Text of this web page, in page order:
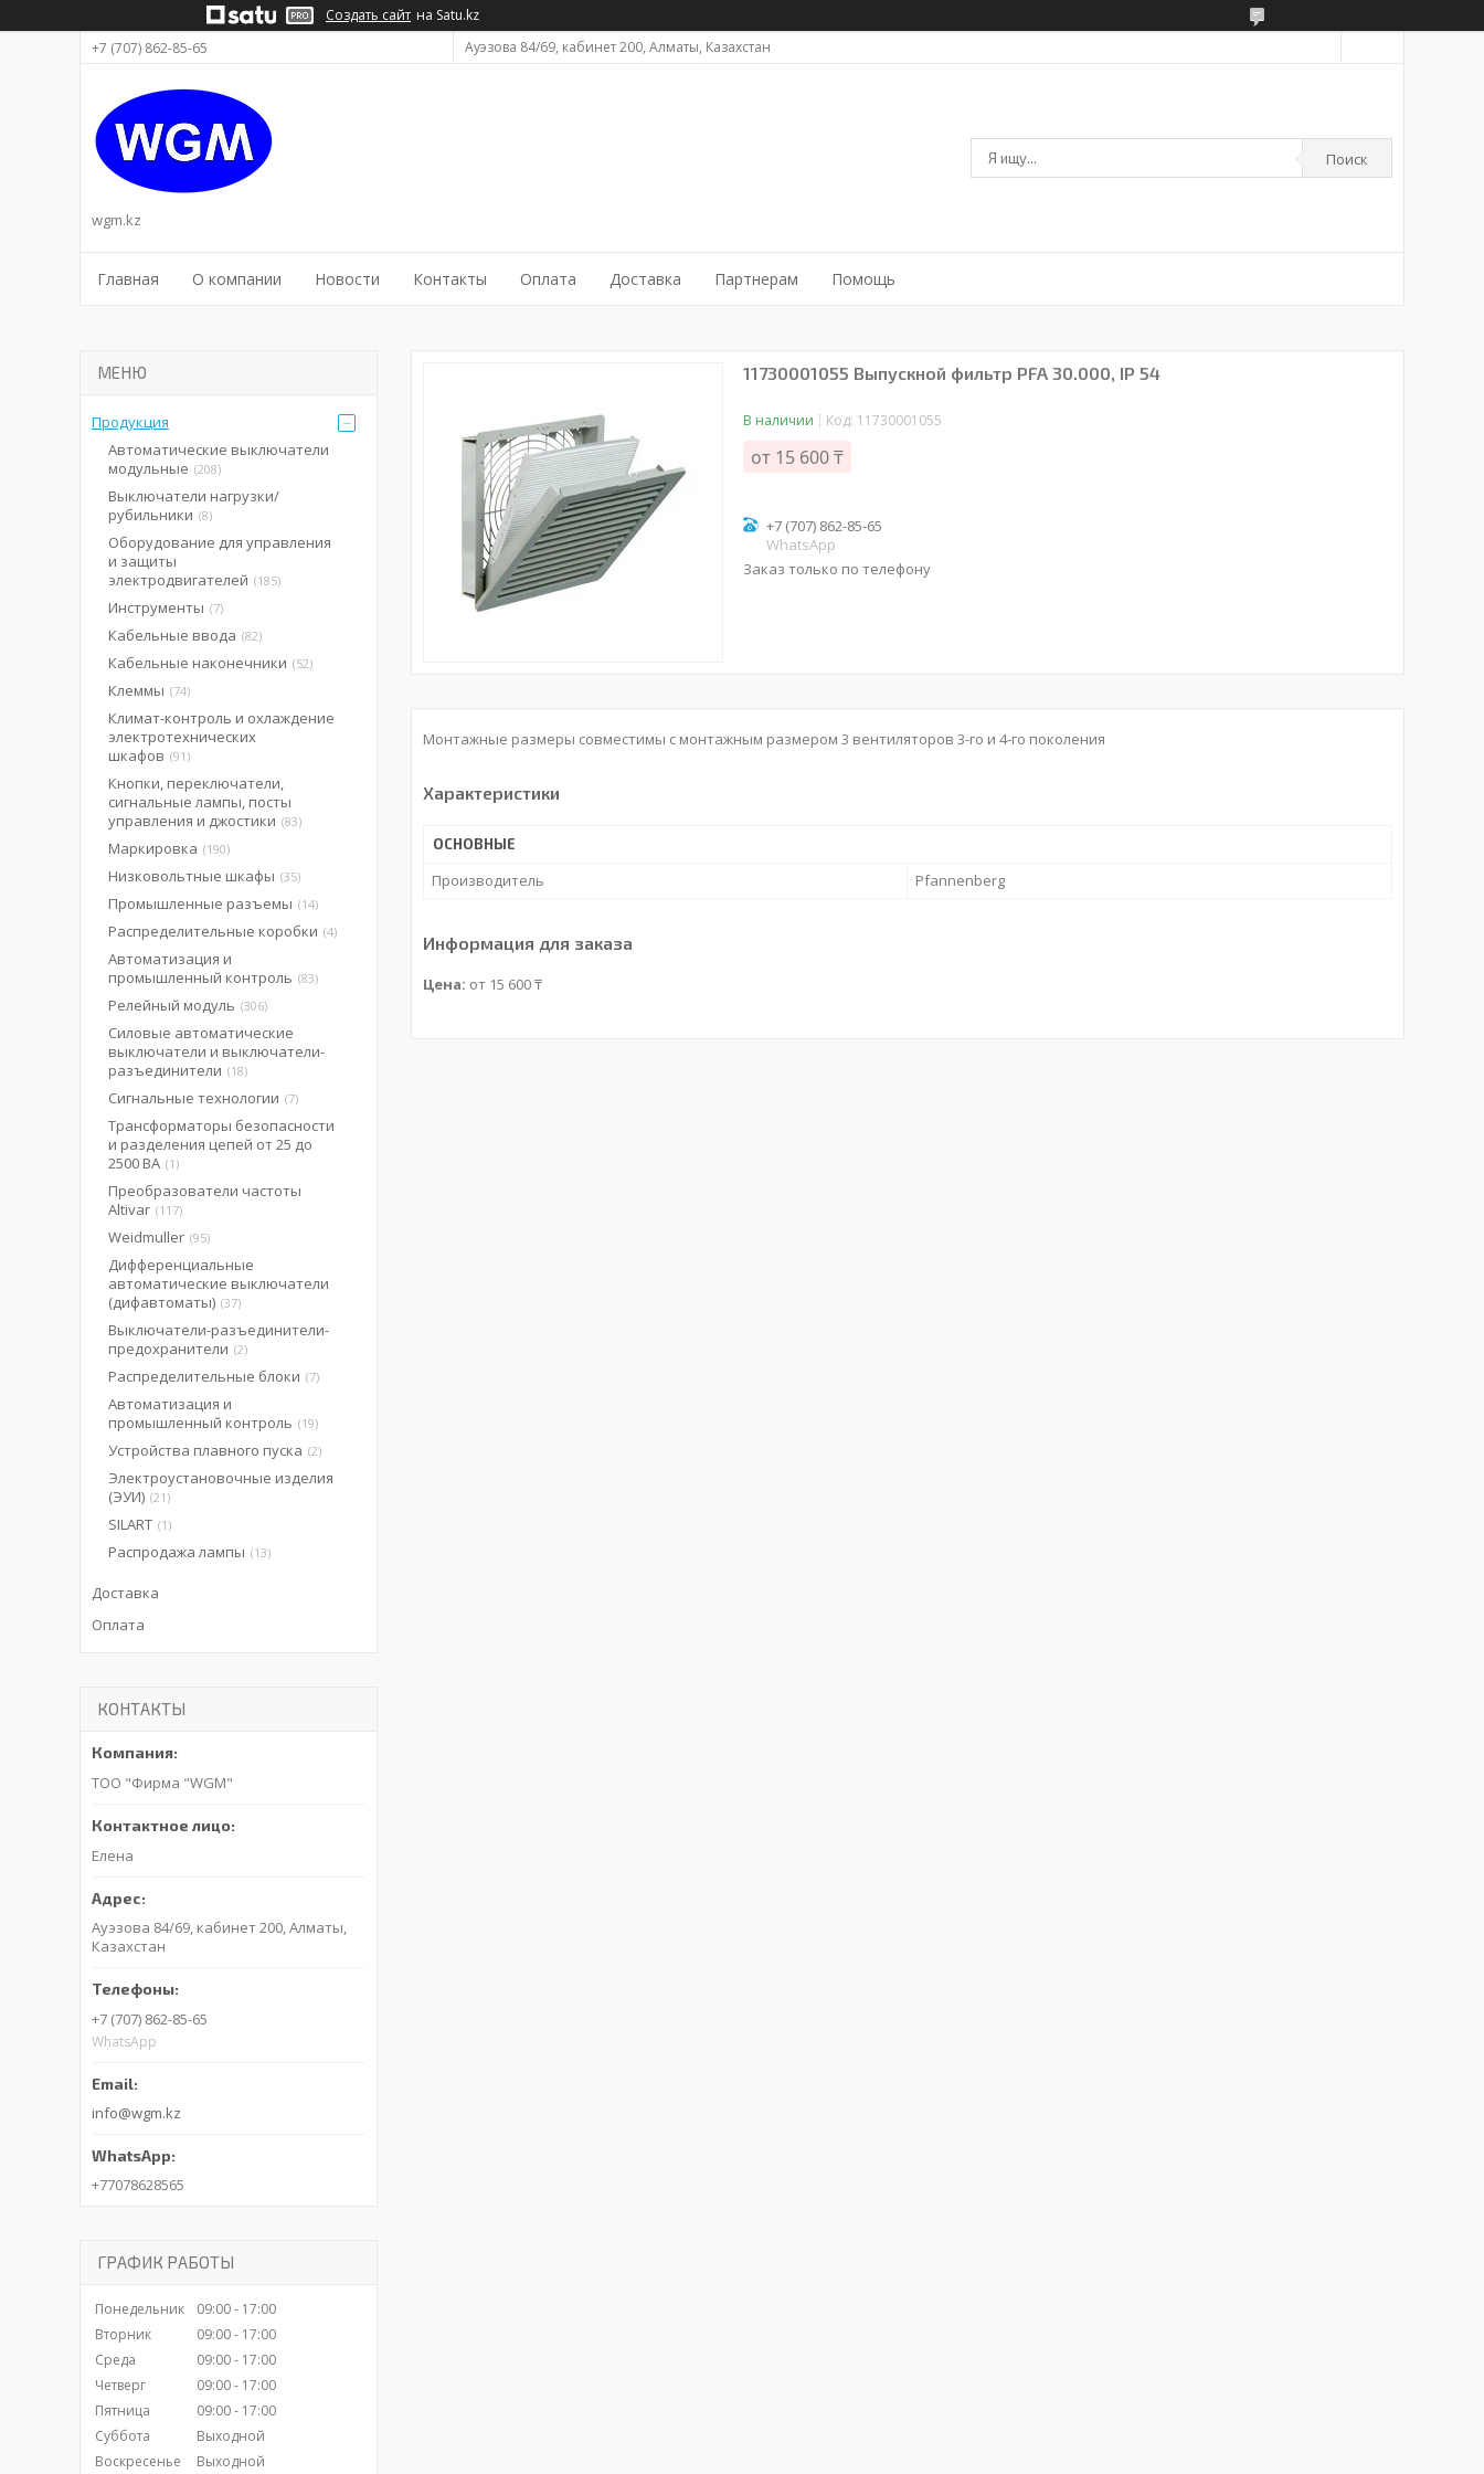
Создать сайт на Satu.kz
+7 (707) 862-85-65
Ауэзова 84/69, кабинет 200, Алматы, Казахстан
wgm.kz
Поиск
Главная О компании Новости Контакты Оплата Доставка Партнерам Помощь
11730001055 Выпускной фильтр PFA 30.000, IP 54
В наличии Код: 11730001055
от 15 600 ₸
+7 (707) 862-85-65
WhatsApp
Заказ только по телефону
Монтажные размеры совместимы с монтажным размером 3 вентиляторов 3-го и 4-го поколения
Характеристики
ОСНОВНЫЕ
Производитель Pfannenberg
Информация для заказа
Цена: от 15 600 ₸
Продукция
Автоматические выключатели
модульные 208
Выключатели нагрузки/
рубильники 8
Оборудование для управления
и защиты
электродвигателей
185
Инструменты 7
Кабельные ввода 82
Кабельные наконечники 52
Клеммы 74
Климат-контроль и охлаждение
электротехнических
шкафов 91
Кнопки, переключатели,
сигнальные лампы, посты
управления и джостики 83
Маркировка 190
Низковольтные шкафы 35
Промышленные разъемы 14
Распределительные коробки 4
Автоматизация и
промышленный контроль 83
Релейный модуль 306
Силовые автоматические
выключатели и выключатели-
разъединители
18
Сигнальные технологии 7
Трансформаторы безопасности
и разделения цепей от 25 до
2500 ВА 1
Преобразователи частоты
Altivar 117
Weidmuller 95
Дифференциальные
автоматические выключатели
(дифавтоматы) 37
Выключатели-разъединители-
предохранители 2
Распределительные блоки 7
Автоматизация и
промышленный контроль
19
Устройства плавного пуска 2
Электроустановочные изделия
(ЭУИ) 21
SILART 1
Распродажа лампы 13
Доставка
Оплата
КОНТАКТЫ
ТОО "Фирма "WGM"
Елена
Ауэзова 84/69, кабинет 200, Алматы,
Казахстан
+7 (707) 862-85-65
WhatsApp
info@wgm.kz
+77078628565
ГРАФИК РАБОТЫ
Понедельник 09:00
17:00
Вторник
09:00
17:00
Среда
09:00
17:00
Четверг
09:00
17:00
Пятница
09:00
17:00
Суббота
Выходной
Воскресенье
Выходной